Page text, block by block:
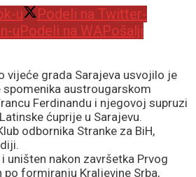
u
Podeli na Twitter-
uPodeli na WAPošalji
vijeće grada Sarajeva usvojilo je
austrougarskom
Ferdinandu i njegovoj supruzi
ćuprije u Sarajevu.
odbornika Stranke za BiH,
uništen nakon završetka Prvog
formiranju Kraljevine Srba,